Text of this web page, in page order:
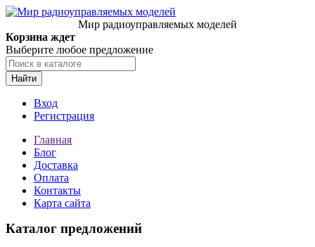
Мир радиоуправляемых моделей
Корзина ждет
Выберите любое предложение
Найти
Вход
Регистрация
Главная
Блог
Доставка
Оплата
Контакты
Карта сайта
Каталог предложений